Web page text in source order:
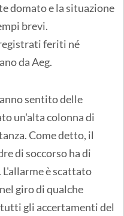
domato e la situazione
brevi.
feriti né
da Aeg.
sentito delle
un'alta colonna di
Come detto, il
di soccorso ha di
è scattato
giro di qualche
gli accertamenti del